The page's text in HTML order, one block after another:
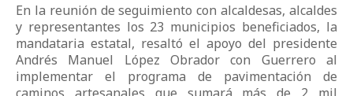
En la reunión de seguimiento con alcaldesas, alcaldes
y representantes los 23 municipios beneficiados, la
mandataria estatal, resaltó el apoyo del presidente
Andrés Manuel López Obrador con Guerrero al
implementar el programa de pavimentación de